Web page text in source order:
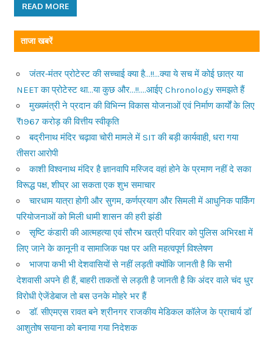
READ MORE
ताजा खबरें
जंतर-मंतर प्रोटेस्ट की सच्चाई क्या है…!!…क्या ये सच में कोई छात्र या
NEET का प्रोटेस्ट था…या कुछ और…!!….आईए Chronology समझते हैं
मुख्यमंत्री ने प्रदान की विभिन्न विकास योजनाओं एवं निर्माण कार्यों के लिए
₹1967 करोड़ की वित्तीय स्वीकृति
बद्रीनाथ मंदिर चढ़ावा चोरी मामले में SIT की बड़ी कार्यवाही, धरा गया
तीसरा आरोपी
काशी विश्वनाथ मंदिर है ज्ञानवापि मस्जिद वहां होने के प्रमाण नहीं दे सका
विरूद्ध पक्ष, शीघ्र आ सकता एक शुभ समाचार
चारधाम यात्रा होगी और सुगम, कर्णप्रयाग और सिमली में आधुनिक पार्किंग
परियोजनाओं को मिली धामी शासन की हरी झंडी
सृष्टि कंडारी की आत्महत्या एवं सौरभ खत्री परिवार को पुलिस अभिरक्षा में
लिए जाने के कानूनी व सामाजिक पक्ष पर अति महत्वपूर्ण विश्लेषण
भाजपा कभी भी देशवासियों से नहीं लड़ती क्योंकि जानती है कि सभी
देशवासी अपने ही हैं, बाहरी ताकतों से लड़ती है जानती है कि अंदर वाले चंद धुर
विरोधी ऐजेंडेबाज तो बस उनके मोहरे भर हैं
डॉ. सीएमएस रावत बने श्रीनगर राजकीय मेडिकल कॉलेज के प्राचार्य डॉ
आशुतोष सयाना को बनाया गया निदेशक